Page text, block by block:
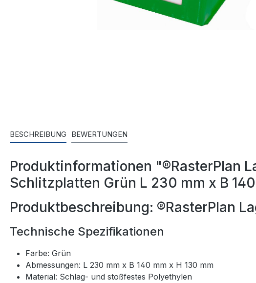
BESCHREIBUNG BEWERTUNGEN
Produktinformationen "®RasterPlan
Schlitzplatten Grün L 230 mm x B
Produktbeschreibung: ®RasterPlan
Technische Spezifikationen
Farbe: Grün
Abmessungen: L 230 mm x B 140 mm x H 130 mm
Material: Schlag- und stoßfestes Polyethylen